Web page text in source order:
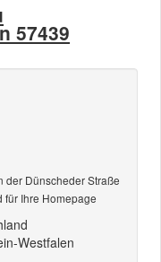
57439
der Dünscheder Straße
für Ihre Homepage
Westfalen